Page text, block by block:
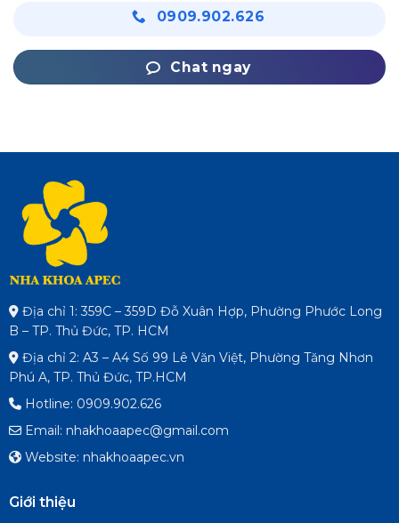
0909.902.626
Chat ngay
Địa chỉ 1: 359C – 359D Đỗ Xuân Hợp, Phường Phước Long
B – TP. Thủ Đức, TP. HCM
Địa chỉ 2: A3 – A4 Số 99 Lê Văn Việt, Phường Tăng Nhơn
Phú A, TP. Thủ Đức, TP.HCM
Hotline: 0909.902.626
Email: nhakhoaapec@gmail.com
Website: nhakhoaapec.vn
Giới thiệu